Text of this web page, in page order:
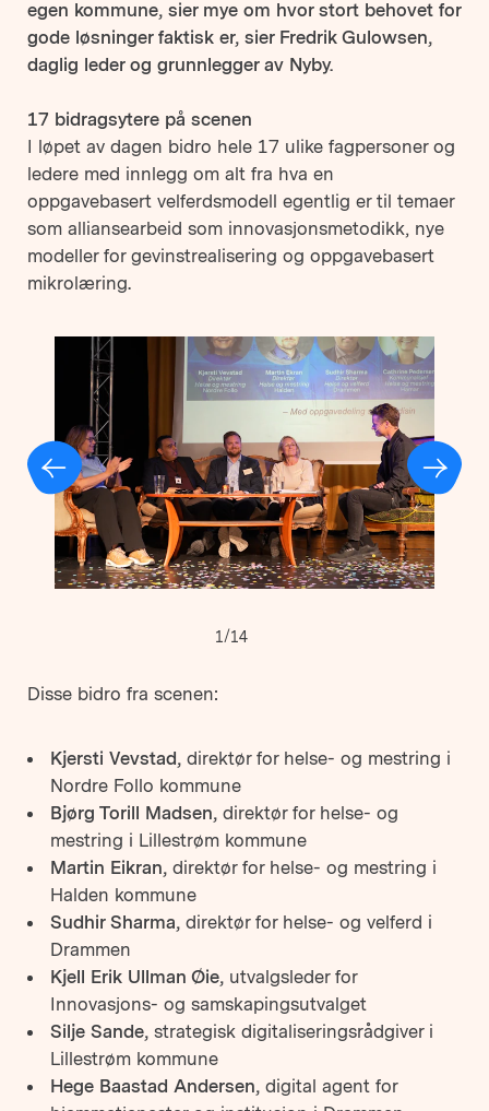
egen kommune, sier mye om hvor stort behovet for
gode løsninger faktisk er, sier Fredrik Gulowsen,
daglig leder og grunnlegger av Nyby.
17 bidragsytere på scenen
I løpet av dagen bidro hele 17 ulike fagpersoner og
ledere med innlegg om alt fra hva en
oppgavebasert velferdsmodell egentlig er til temaer
som alliansearbeid som innovasjonsmetodikk, nye
modeller for gevinstrealisering og oppgavebasert
mikrolæring.
1/14
Disse bidro fra scenen:
Kjersti Vevstad,direktør for helse- og mestring i
Nordre Follo kommune
Bjørg Torill Madsen, direktør for helse- og
mestring i Lillestrøm kommune
Martin Eikran,direktør for helse- og mestring i
Halden kommune
Sudhir Sharma,direktør for helse- og velferd i
Drammen
Kjell Erik Ullman Øie, utvalgsleder for
Innovasjons- og samskapingsutvalget
Silje Sande,strategisk digitaliseringsrådgiver i
Lillestrøm kommune
Hege Baastad Andersen,digital agent for